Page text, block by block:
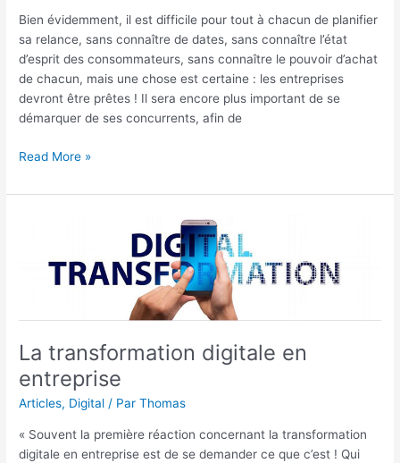
Bien évidemment, il est difficile pour tout à chacun de planifier
sa relance, sans connaître de dates, sans connaître l’état
d’esprit des consommateurs, sans connaître le pouvoir d’achat
de chacun, mais une chose est certaine : les entreprises
devront être prêtes ! Il sera encore plus important de se
démarquer de ses concurrents, afin de
Read More »
La transformation digitale en
entreprise
Articles, Digital / ParThomas
« Souvent la première réaction concernant la transformation
digitale en entreprise est de se demander ce que c’est ! Qui
digitale